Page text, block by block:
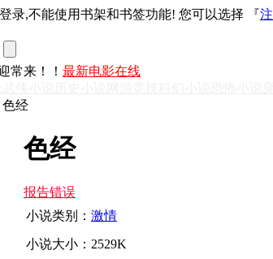
录,不能使用书架和书签功能! 您可以选择 『
常来！！ 最新电影在线
色经
色经
报告错误
小说类别： 激情
小说大小：2529K